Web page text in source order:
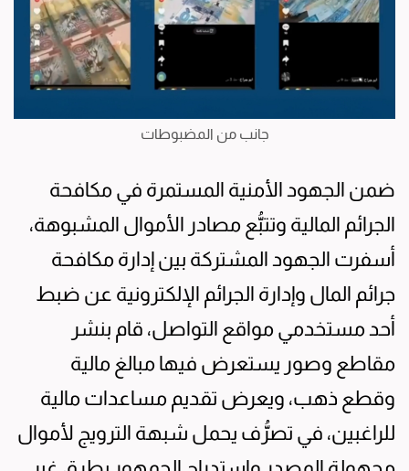
جانب من المضبوطات
ضمن الجهود الأمنية المستمرة في مكافحة
الجرائم المالية وتتبُّع مصادر الأموال المشبوهة،
أسفرت الجهود المشتركة بين إدارة مكافحة
جرائم المال وإدارة الجرائم الإلكترونية عن ضبط
أحد مستخدمي مواقع التواصل، قام بنشر
مقاطع وصور يستعرض فيها مبالغ مالية
وقطع ذهب، ويعرض تقديم مساعدات مالية
للراغبين، في تصرُّف يحمل شبهة الترويج لأموال